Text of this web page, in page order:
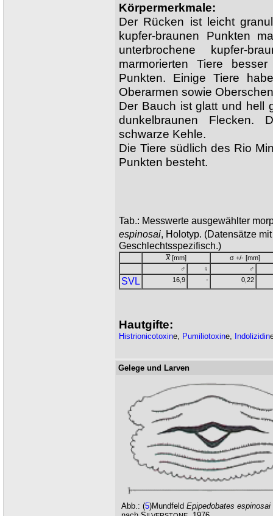
Körpermerkmale:
Der Rücken ist leicht
kupfer-braunen Punkten
unterbrochene kupfer-
marmorierten Tiere
Punkten. Einige Tiere
Oberarmen sowie
Der Bauch ist glatt und hell
dunkelbraunen Flecken.
schwarze Kehle.
Die Tiere südlich des Rio
Punkten besteht.
Tab.: Messwerte ausgewählter
espinosai, Holotyp. (Datensätze
Geschlechtsspezifisch.)
X[mm]
σ +/- [mm]
♂
♀ ♂
SVL 16,9 - 0,22
Hautgifte:
Histrionicotoxine, Pumiliotoxine, Indolizidin
Gelege und Larven
Abb.: (5)Mundfeld Epipedobates espinosai